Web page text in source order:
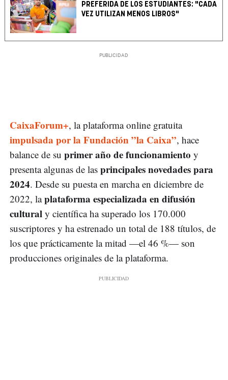
PREFERIDA DE LOS ESTUDIANTES: "CADA
VEZ UTILIZAN MENOS LIBROS"
CaixaForum+, la plataforma online gratuita
impulsada por la Fundación ”la Caixa”, hace
balance de su primer año de funcionamiento y
presenta algunas de las principales novedades para
2024. Desde su puesta en marcha en diciembre de
2022, laplataforma especializada en difusión
cultural y científica ha superado los 170.000
suscriptores y ha estrenado un total de 188 títulos, de
los que prácticamente la mitad —el 46 %— son
producciones originales de la plataforma.